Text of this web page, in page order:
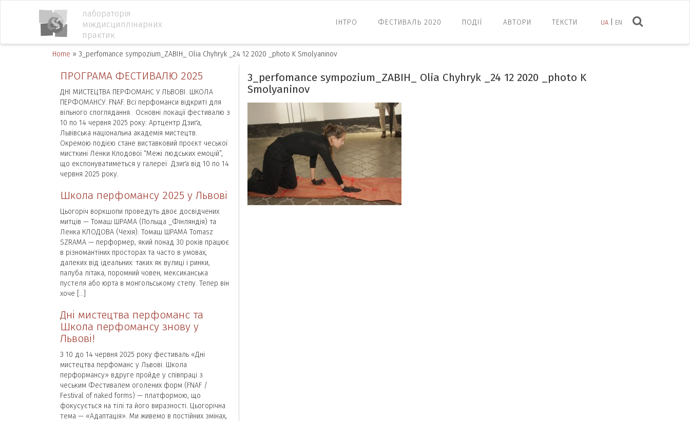
UA EN
лабораторія
міждисциплінарних
практик
ІНТРО ФЕСТИВАЛЬ 2020 ПОДІЇ АВТОРИ ТЕКСТИ
Home » 3_perfomance sympozium_ZABIH_ Olia Chyhryk _24 12 2020 _photo K Smolyaninov
3_perfomance sympozium_ZABIH_ Olia Chyhryk _24 12 2020 _photo K
Smolyaninov
ПРОГРАМА ФЕСТИВАЛЮ 2025
ДНІ МИСТЕЦТВА ПЕРФОМАНС У ЛЬВОВІ. ШКОЛА
ПЕРФОМАНСУ. FNAF. Всі перфоманси відкриті для
вільного споглядання. Основні локації фестивалю з
10 по 14 червня 2025 року: Артцентр Дзиґа,
Львівська національна академія мистецтв.
Окремою подією стане виставковий проєкт чеської
мисткині Ленки Клодової “Межі людських емоцій”,
що експонуватиметься у галереї Дзиґа від 10 по 14
червня 2025 року.
Школа перфомансу 2025 у Львові
Цьогоріч воркшопи проведуть двоє досвідчених
митців — Томаш ШРАМА (Польща _Фінляндія) та
Ленка КЛОДОВА (Чехія). Томаш ШРАМА Tomasz
SZRAMA — перформер, який понад 30 років працює
в різномантіних просторах та часто в умовах,
далеких від ідеальних: таких як вулиці і ринки,
палуба літака, поромний човен, мексиканська
пустеля або юрта в монгольському степу. Тепер він
хоче […]
Дні мистецтва перфоманс та
Школа перфомансу знову у
Львові!
З 10 до 14 червня 2025 року фестиваль «Дні
мистецтва перфоманс у Львові. Школа
перформансу» вдруге пройде у співпраці з
чеським Фестивалем оголених форм (FNAF /
Festival of naked forms) — платформою, що
фокусується на тілі та його виразності. Цьогорічна
тема — «Адаптація». Ми живемо в постійних змінах,